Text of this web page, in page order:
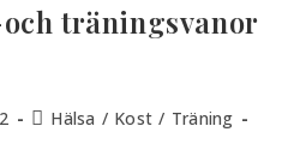
träningsvanor
Hälsa / Kost / Träning